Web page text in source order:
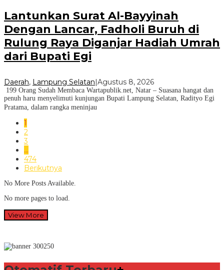
Lantunkan Surat Al-Bayyinah
Dengan Lancar, Fadholi Buruh di
Rulung Raya Diganjar Hadiah Umrah
dari Bupati Egi
Daerah, Lampung Selatan Agustus 8, 2026
199 Orang Sudah Membaca Wartapublik.net, Natar – Suasana hangat dan
penuh haru menyelimuti kunjungan Bupati Lampung Selatan, Radityo Egi
Pratama, dalam rangka meninjau
1
2
3
…
474
Berikutnya
No More Posts Available.
No more pages to load.
View More